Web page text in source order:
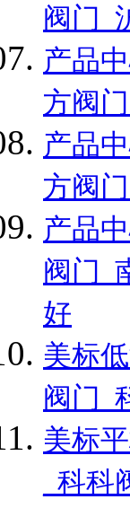
阀门_
产品
方阀
产品
方阀
产品
阀门_
好
美标
阀门_
美标
_科